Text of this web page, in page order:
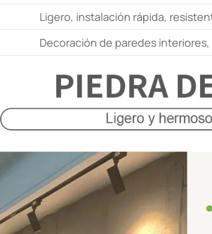
Ligero, instalación rápida,
Decoración de paredes